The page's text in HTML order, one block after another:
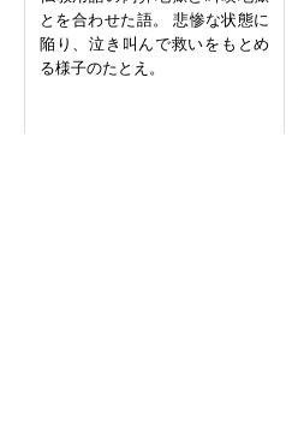
とを合わせた語。 悲惨な状態に
陥り、泣き叫んで救いをもとめ
る様子のたとえ。